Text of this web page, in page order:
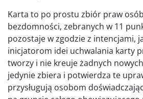
Karta to po prostu zbiór praw
bezdomności, zebranych w 11
pozostaje w zgodzie z intencjami,
inicjatorom idei uchwalania karty
tworzy i nie kreuje żadnych
jedynie zbiera i potwierdza te
przysługują osobom